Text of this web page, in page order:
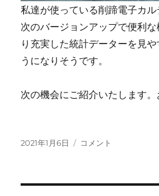
私達が使っている削蹄電子カル
次のバージョンアップで便利
り充実した統計データーを見
うになりそうです。
次の機会にご紹介いたします。
投
2021年1月6日
新
コメント